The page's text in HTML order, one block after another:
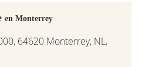
en Monterrey
64620 Monterrey, NL,